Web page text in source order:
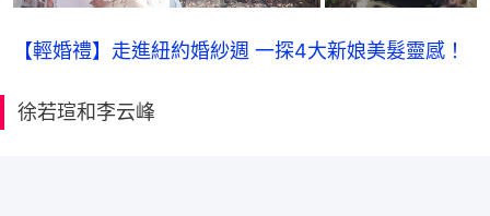
【輕婚禮】走進紐約婚紗週 一探4大新娘美髮靈感！
徐若瑄和李云峰